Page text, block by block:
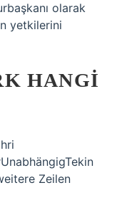
olarak
yetkilerini
HANGI
Zeilen